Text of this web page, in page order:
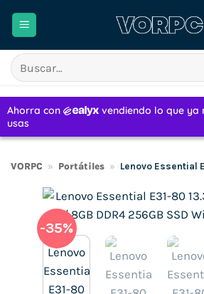
Buscar
por:
VORPC » Portátiles » Lenovo Essential
-35%